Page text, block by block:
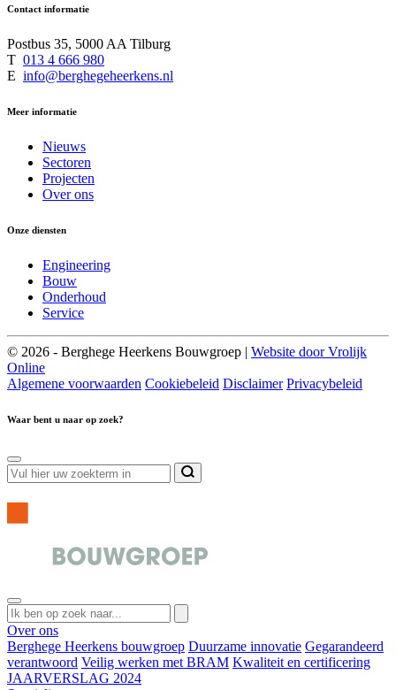
Contact informatie
Postbus 35, 5000 AA Tilburg
T 013 4 666 980
E info@berghegeheerkens.nl
Meer informatie
Nieuws
Sectoren
Projecten
Over ons
Onze diensten
Engineering
Bouw
Onderhoud
Service
© 2026 - Berghege Heerkens Bouwgroep | Website door Vrolijk
Online
Algemene voorwaarden Cookiebeleid Disclaimer Privacybeleid
Waar bent u naar op zoek?
Over ons
Berghege Heerkens bouwgroep Duurzame innovatie Gegarandeerd
verantwoord Veilig werken met BRAM Kwaliteit en certificering
JAARVERSLAG 2024